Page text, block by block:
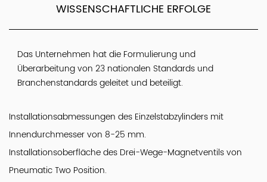
WISSENSCHAFTLICHE ERFOLGE
Das Unternehmen hat die Formulierung und
Überarbeitung von 23 nationalen Standards und
Branchenstandards geleitet und beteiligt.
Installationsabmessungen des Einzelstabzylinders mit
Innendurchmesser von 8-25 mm.
Installationsoberfläche des Drei-Wege-Magnetventils von
Pneumatic Two Position.